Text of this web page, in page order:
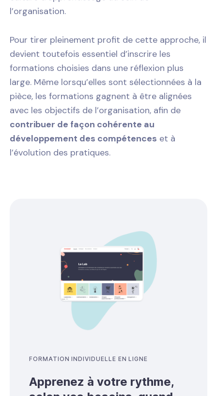
l’organisation.
Pour tirer pleinement profit de cette approche, il
devient toutefois essentiel d’inscrire les
formations choisies dans une réflexion plus
large. Même lorsqu’elles sont sélectionnées à la
pièce, les formations gagnent à être alignées
avec les objectifs de l’organisation, afin de
contribuer de façon cohérente au
développement des compétences et à
l’évolution des pratiques.
FORMATION INDIVIDUELLE EN LIGNE
Apprenez à votre rythme,